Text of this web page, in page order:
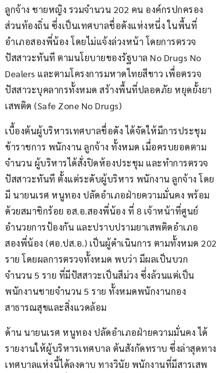
ลูกจ้าง ชายหญิง รวมจำนวน 202 คน องค์กรปกครอง
ส่วนท้องถิ่น ซึ่งเป็นเทศบาลชื่อดังแห่งหนึ่ง ในพื้นที่
อำเภอสองพี่น้อง โดยไม่แจ้งล่วงหน้า โดยการตรวจ
ปัสสาวะทันที ตามนโยบายของรัฐบาล No Drugs No
Dealers และตามโครงการมหาดไทยสีขาว เพื่อตรวจ
ปัสสาวะบุคลากรทั้งหมด สร้างพื้นที่ปลอดภัย หยุดยั้งยา
เสพติด (Safe Zone No Drugs)
เบื้องต้นผู้บริหารเทศบาลชื่อดัง ได้จัดให้มีการประชุม
ข้าราชการ พนักงาน ลูกจ้าง ทั้งหมด เมื่อครบยอดตาม
จำนวน ผู้บริหารได้สั่งปิดห้องประชุม และทำการตรวจ
ปัสสาวะทันที ตั้งแต่ระดับผู้บริหาร พนักงาน ลูกจ้าง โดย
มี นายนเรศ หนูทอง ปลัดอำเภอฝ่ายความมั่นคง พร้อม
ด้วยสมาชิกร้อย อส.อ.สองพี่น้อง ที่ 8 เจ้าหน้าที่ศูนย์
อำนวยการป้องกัน และปราบปรามยาเสพติดอำเภอ
สองพี่น้อง (ศอ.ปส.อ.) เป็นผู้ดำเนินการ ตามทั้งหมด 202
ราย โดยผลการตรวจทั้งหมด พบว่า มีผลเป็นบวก
จำนวน 5 ราย ที่มีปัสสาวะเป็นสีม่วง ซึ่งล้วนแต่เป็น
พนักงานชายจำนวน 5 ราย ทั้งหมดพนักงานกอง
สาธารณสุขและสิ่งแวดล้อม
ด้าน นายนเรศ หนูทอง ปลัดอำเภอฝ่ายความมั่นคง ได้
รายงานให้ผู้บริหารเทศบาล ต้นสังกัดทราบ ซึ่งล่าสุดทาง
เทศบาลแห่งนี้ได้ลงดาบ ทางวินัย พนักงานที่มีสารเสพ